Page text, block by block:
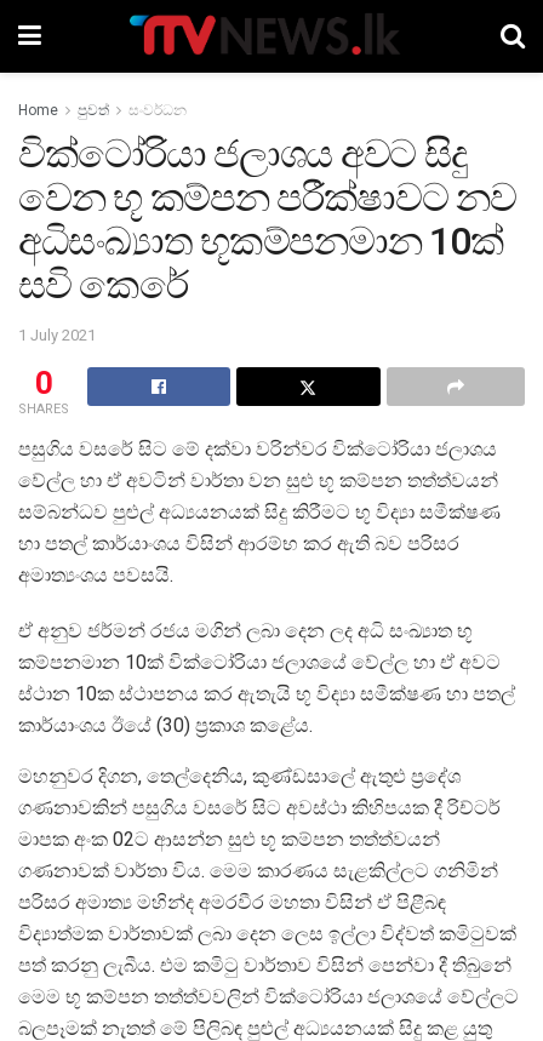
Home පුවත් සංවර්ධන
වික්ටෝරියා ජලාශය අවට සිදු
වෙන භූ කම්පන පරීක්ෂාවට නව
අධිසංඛ්‍යාත භූකම්පනමාන 10ක්
සවි කෙරේ
1 July 2021
0
SHARES
පසුගිය වසරේ සිට මේ දක්වා වරින්වර වික්ටෝරියා ජලාශය
වේල්ල හා ඒ අවටින් වාර්තා වන සුළු භූ කම්පන තත්ත්වයන්
සම්බන්ධව පුළුල් අධ්‍යයනයක් සිදු කිරීමට භූ විද්‍යා සමීක්ෂණ
හා පතල් කාර්යාංශය විසින් ආරම්භ කර ඇති බව පරිසර
අමාත්‍යංශය පවසයි.
ඒ අනුව ජර්මන් රජය මගින් ලබා දෙන ලද අධි සංඛ්‍යාත භූ
කම්පනමාන 10ක් වික්ටෝරියා ජලාශයේ වේල්ල හා ඒ අවට
ස්ථාන 10ක ස්ථාපනය කර ඇතැයි භූ විද්‍යා සමීක්ෂණ හා පතල්
කාර්යාංශය ඊයේ (30) ප්‍රකාශ කළේය.
මහනුවර දිගන, තෙල්දෙනිය, කුණ්ඩසාලේ ඇතුළු ප්‍රදේශ
ගණනාවකින් පසුගිය වසරේ සිට අවස්ථා කිහිපයක දී රිච්ටර්
මාපක අංක 02ට ආසන්න සුළු භූ කම්පන තත්ත්වයන්
ගණනාවක් වාර්තා විය. මෙම කාරණය සැළකිල්ලට ගනිමින්
පරිසර අමාත්‍ය මහින්ද අමරවීර මහතා විසින් ඒ පිළීබඳ
විද්‍යාත්මක වාර්තාවක් ලබා දෙන ලෙස ඉල්ලා විද්වත් කමිටුවක්
පත් කරනු ලැබීය. එම කමිටු වාර්තාව විසින් පෙන්වා දී තිබුනේ
මෙම භූ කම්පන තත්ත්වවලින් වික්ටෝරියා ජලාශයේ වේල්ලට
බලපෑමක් නැතත් මේ පිලිබඳ පුළුල් අධ්‍යයනයක් සිදු කළ යුතු